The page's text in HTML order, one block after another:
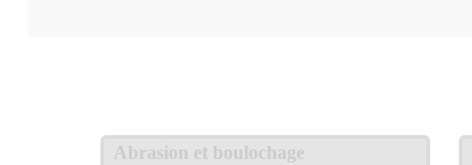
Abrasion et boulochage